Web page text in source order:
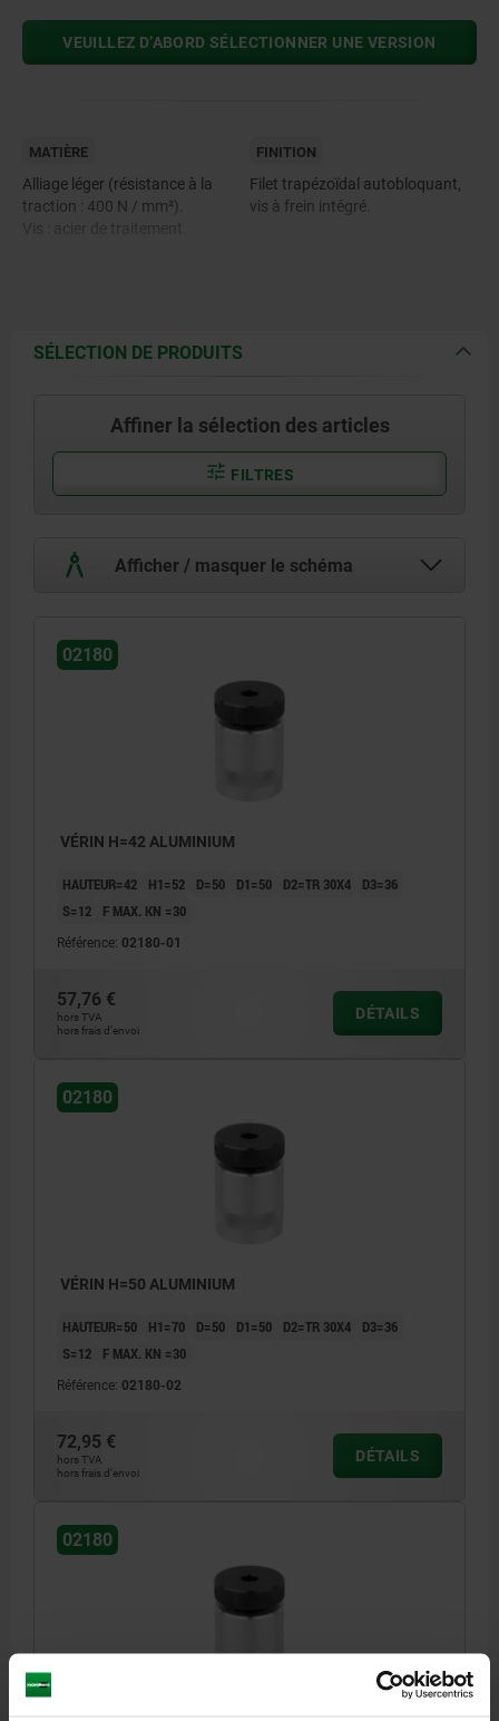
VEUILLEZ D’ABORD SÉLECTIONNER UNE VERSION
MATIÈRE
Alliage léger (résistance à la
traction : 400 N / mm²).
FINITION
Filet trapézoïdal autobloquant,
vis à frein intégré.
SÉLECTION DE PRODUITS
Affiner la sélection des articles
FILTRES
Afficher / masquer le schéma
1) Trou de centrage pour 02210
02180
VÉRIN H=42 ALUMINIUM
HAUTEUR=42 H1=52 D=50 D1=50 D2=TR 30X4
D3=36
S=12
F MAX. KN =30
Référence: 02180-01
57,76 €
hors TVA
hors frais d’envoi
DÉTAILS
02180
VÉRIN H=50 ALUMINIUM
HAUTEUR=50 H1=70 D=50 D1=50 D2=TR 30X4
D3=36
S=12
F MAX. KN =30
Référence: 02180-02
72,95 €
hors TVA
hors frais d’envoi
DÉTAILS
02180